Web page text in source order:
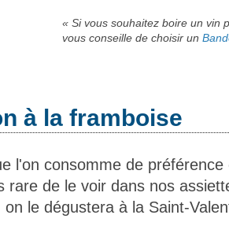
« Si vous souhaitez boire un vin
vous conseille de choisir un
à la framboise
l'on consomme de
rare de le voir dans nos
on le dégustera à la Saint-